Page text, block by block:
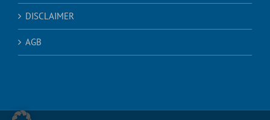
DISCLAIMER
AGB